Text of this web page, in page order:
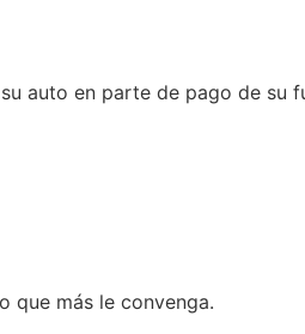
auto en parte de pago de su
que más le convenga.